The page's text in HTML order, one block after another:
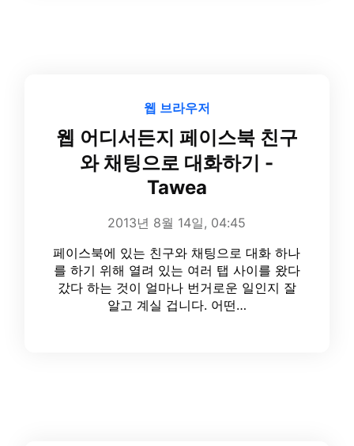
웹 브라우저
웹 어디서든지 페이스북 친구
와 채팅으로 대화하기 -
Tawea
2013년 8월 14일, 04:45
페이스북에 있는 친구와 채팅으로 대화 하나
를 하기 위해 열려 있는 여러 탭 사이를 왔다
갔다 하는 것이 얼마나 번거로운 일인지 잘
알고 계실 겁니다. 어떤…